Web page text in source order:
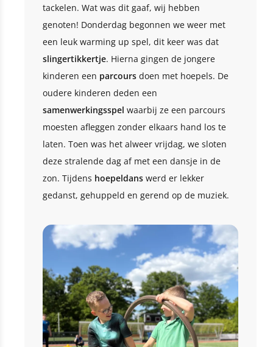
tackelen. Wat was dit gaaf, wij hebben
genoten! Donderdag begonnen we weer met
een leuk warming up spel, dit keer was dat
slingertikkertje. Hierna gingen de jongere
kinderen een parcours doen met hoepels. De
oudere kinderen deden een
samenwerkingsspel waarbij ze een parcours
moesten afleggen zonder elkaars hand los te
laten. Toen was het alweer vrijdag, we sloten
deze stralende dag af met een dansje in de
zon. Tijdens hoepeldans werd er lekker
gedanst, gehuppeld en gerend op de muziek.